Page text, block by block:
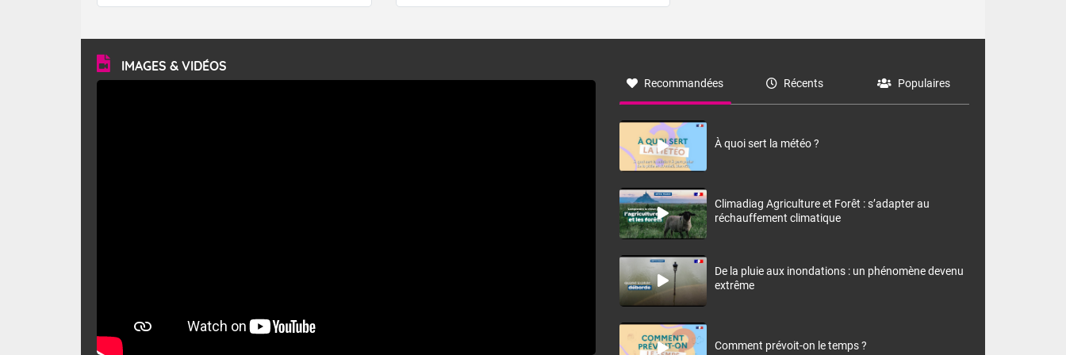
forêt. Mais qu'est-ce que le mistral ? Quelles sont ses
vitesse moyenne de 50 km/h et atteindre 80 à 100 km/h
en rafales, parfois davantage. Il parcourt la basse vallée
du Rhône et la Provence et envahit le littoral
méditerranéen à partir de la Camargue.
de forêt. Mais qu'est-ce que la tramontane ? Quelles sont
à nord-ouest, dans un secteur qui part du Roussillon à la
monts, en allusion aux régions montagneuses d’où
IMAGES & VIDÉOS
Recommandées Récents Populaires
À quoi sert la météo ?
Climadiag Agriculture et Forêt : s’adapter au
réchauffement climatique
De la pluie aux inondations : un phénomène devenu
extrême
Comment prévoit-on le temps ?